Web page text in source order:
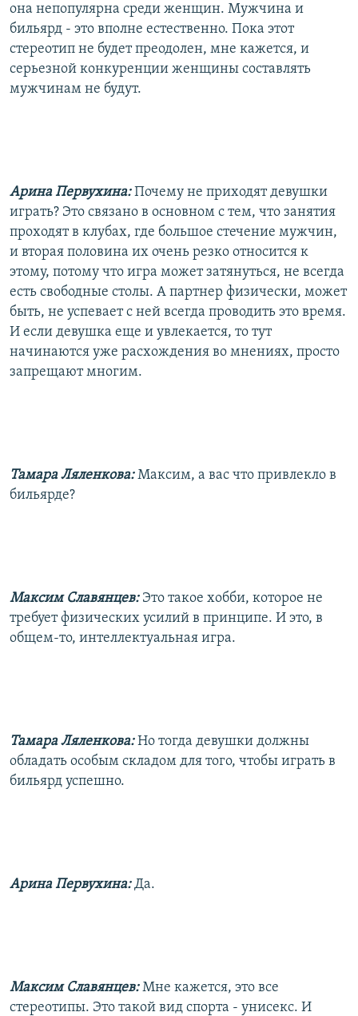
она непопулярна среди женщин. Мужчина и
бильярд - это вполне естественно. Пока этот
стереотип не будет преодолен, мне кажется, и
серьезной конкуренции женщины составлять
мужчинам не будут.
Арина Первухина:Почему не приходят девушки
играть? Это связано в основном с тем, что занятия
проходят в клубах, где большое стечение мужчин,
и вторая половина их очень резко относится к
этому, потому что игра может затянуться, не всегда
есть свободные столы. А партнер физически, может
быть, не успевает с ней всегда проводить это время.
И если девушка еще и увлекается, то тут
начинаются уже расхождения во мнениях, просто
запрещают многим.
Тамара Ляленкова:Максим, а вас что привлекло в
бильярде?
Максим Славянцев: Это такое хобби, которое не
требует физических усилий в принципе. И это, в
общем-то, интеллектуальная игра.
Тамара Ляленкова:Но тогда девушки должны
обладать особым складом для того, чтобы играть в
бильярд успешно.
Арина Первухина:Да.
Максим Славянцев:Мне кажется, это все
стереотипы. Это такой вид спорта - унисекс. И